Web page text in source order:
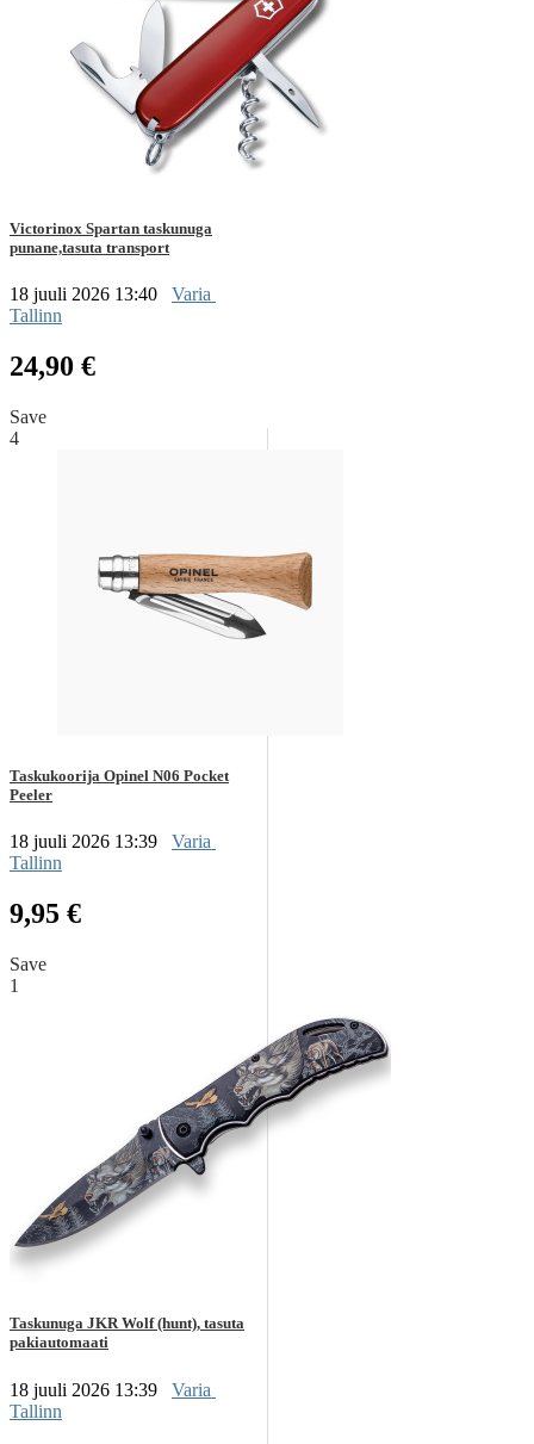
Victorinox Spartan taskunuga
punane,tasuta transport
18 juuli 2026 13:40
Varia
Tallinn
24,90 €
Save
4
Taskukoorija Opinel N06 Pocket
Peeler
18 juuli 2026 13:39
Varia
Tallinn
9,95 €
Save
1
Taskunuga JKR Wolf (hunt), tasuta
pakiautomaati
18 juuli 2026 13:39
Varia
Tallinn